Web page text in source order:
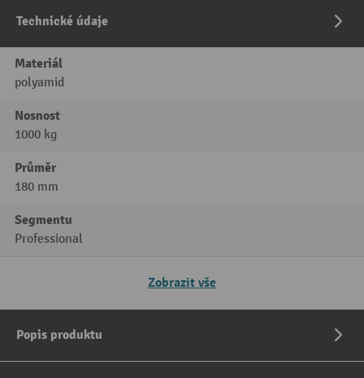
Technické údaje
Materiál
polyamid
Nosnost
1000 kg
Průměr
180 mm
Segmentu
Professional
Zobrazit vše
Popis produktu